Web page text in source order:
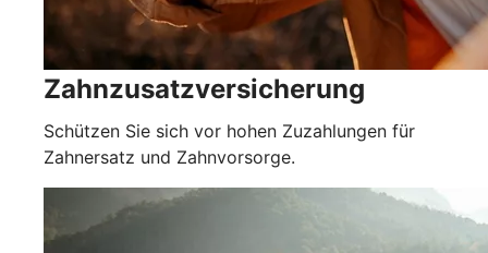
Zahnzusatzversicherung
Schützen Sie sich vor hohen Zuzahlungen für
Zahnersatz und Zahnvorsorge.